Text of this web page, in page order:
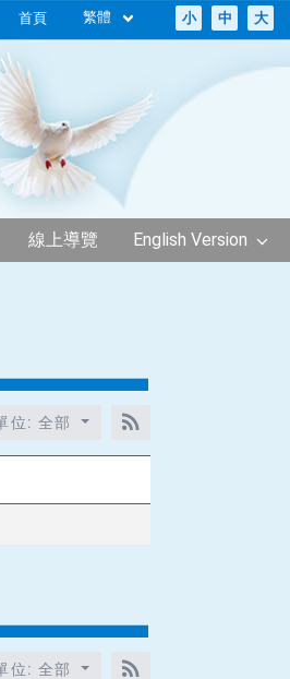
首頁 繁體 小 中 大
線上導覽 English Version
位: 全部
位: 全部